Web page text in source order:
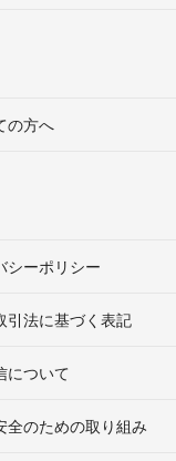
の方へ
シーポリシー
引法に基づく表記
について
全のための取り組み